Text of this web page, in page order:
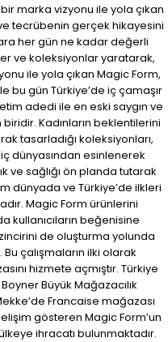
bir marka vizyonu ile yola çıkan
ve tecrübenin gerçek hikayesini
her gün ne kadar değerli
ve koleksiyonlar yaratarak,
ile yola çıkan Magic Form,
bu gün Türkiye’de iç çamaşır
adedi ile en eski saygın ve
Kadınların beklentilerini
tasarladığı koleksiyonları,
iç dünyasından esinlenerek
ve sağlığı ön planda tutarak
dünyada ve Türkiye’de ilkleri
Magic Form ürünlerini
kullanıcıların beğenisine
de oluşturma yolunda
çalışmaların ilki olarak
hizmete açmıştır. Türkiye
Büyük Mağazacılık
Francaise mağazası
gösteren Magic Form’un
ihracatı bulunmaktadır.